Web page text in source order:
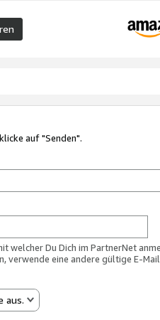
auf "Senden".
welcher Du Dich im PartnerNet
verwende eine andere gültige E-
aus.